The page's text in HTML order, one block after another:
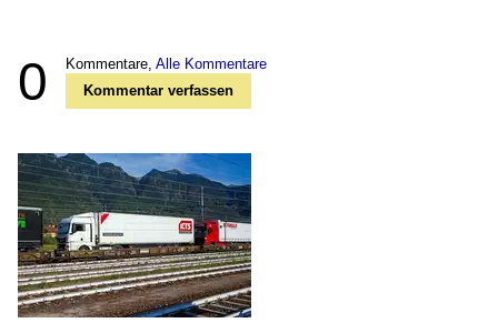
0 Kommentare, Alle Kommentare
Kommentar verfassen